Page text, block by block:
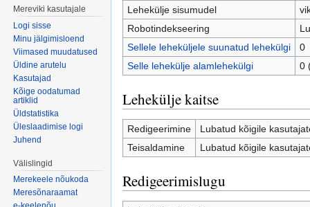
Lehekülje sisumudel
Robotindekseering
Sellele leheküljele suunatud lehekülgi
0
Selle lehekülje alamlehekülgi
0
Lehekülje kaitse
Redigeerimine
Lubatud kõigile
Teisaldamine
Lubatud kõigile
Redigeerimislugu
Mereviki kasutajale
Logi sisse
Minu jälgimisloend
Viimased muudatused
Üldine arutelu
Kasutajad
Kõige oodatumad
artiklid
Üldstatistika
Üleslaadimise logi
Juhend
Välislingid
Merekeele nõukoda
Meresõnaraamat